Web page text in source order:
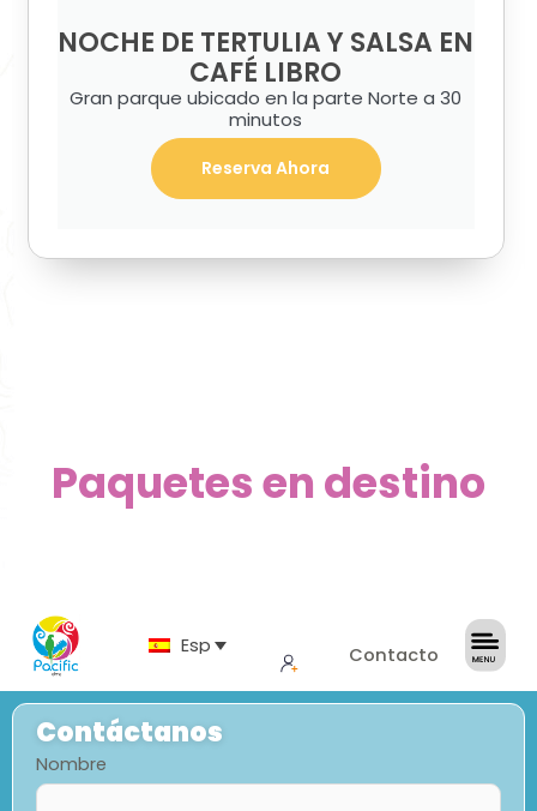
NOCHE DE TERTULIA Y SALSA EN
CAFÉ LIBRO
Gran parque ubicado en la parte Norte a 30
minutos
Reserva Ahora
Paquetes en destino
Español Contacto
Contáctanos
Nombre